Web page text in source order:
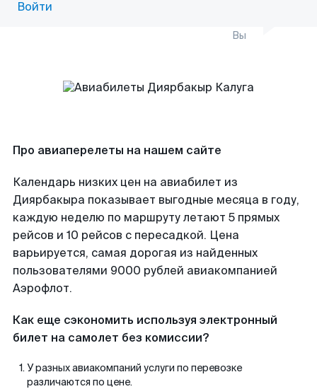
Войти
Вы
Про авиаперелеты на нашем сайте
Календарь низких цен на авиабилет из
Диярбакыра показывает выгодные месяца в году,
каждую неделю по маршруту летают 5 прямых
рейсов и 10 рейсов с пересадкой. Цена
варьируется, самая дорогая из найденных
пользователями 9000 рублей авиакомпанией
Аэрофлот.
Как еще сэкономить используя электронный
билет на самолет без комиссии?
У разных авиакомпаний услуги по перевозке
различаются по цене.